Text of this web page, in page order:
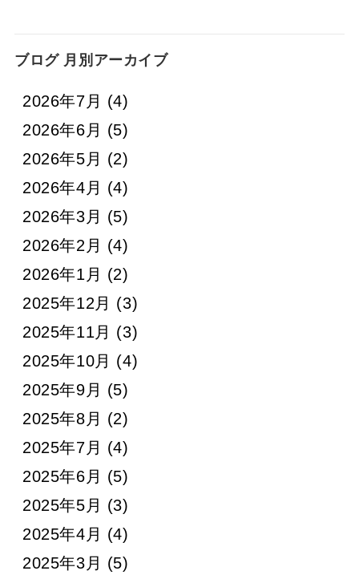
ブログ 月別アーカイブ
2026年7月 (4)
2026年6月 (5)
2026年5月 (2)
2026年4月 (4)
2026年3月 (5)
2026年2月 (4)
2026年1月 (2)
2025年12月 (3)
2025年11月 (3)
2025年10月 (4)
2025年9月 (5)
2025年8月 (2)
2025年7月 (4)
2025年6月 (5)
2025年5月 (3)
2025年4月 (4)
2025年3月 (5)